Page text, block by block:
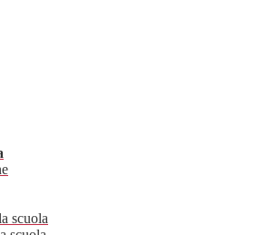
scuola